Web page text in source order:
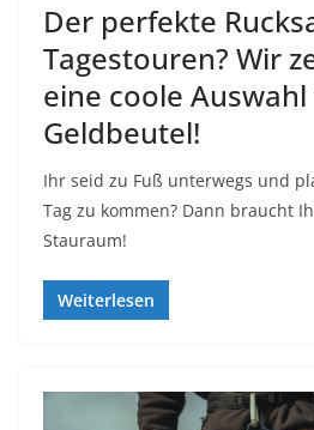
Der perfekte
Tagestouren? Wir
eine coole
Geldbeutel!
Ihr seid zu Fuß unterwegs und
Tag zu kommen? Dann braucht
Stauraum!
Weiterlesen